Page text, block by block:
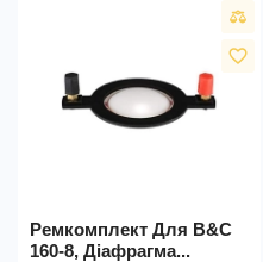
favorite_border
Ремкомплект Для B&C
160-8, Діафрагма...